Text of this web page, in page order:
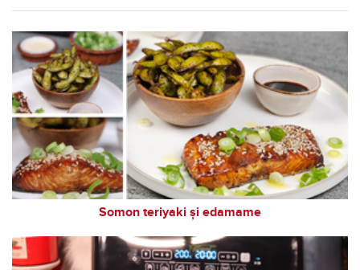
Somon teriyaki și edamame